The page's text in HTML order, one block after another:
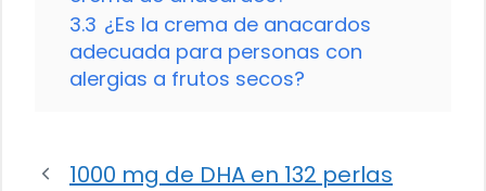
3.3 ¿Es la crema de anacardos
adecuada para personas con
alergias a frutos secos?
1000 mg de DHA en 132 perlas